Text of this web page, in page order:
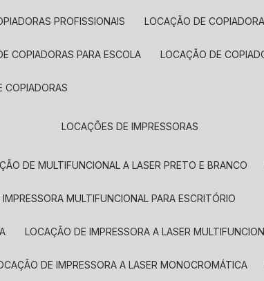
PROFISSIONAIS LOCAÇÃO DE
COPIADORAS PARA ESCOLA LOCAÇÃO DE
COPIADORAS
LOCAÇÕES DE IMPRESSORAS
DE MULTIFUNCIONAL A LASER PRETO E BRANCO
IMPRESSORA MULTIFUNCIONAL PARA ESCRITÓRIO
LOCAÇÃO DE IMPRESSORA A LASER
DE IMPRESSORA A LASER MONOCROMÁTICA